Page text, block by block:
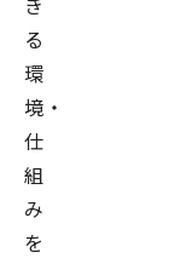
る
環
境・
仕
組
み
を